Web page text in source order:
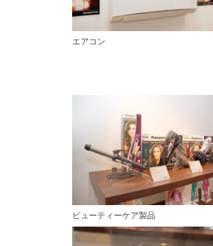
エアコン
ビューティーケア製品